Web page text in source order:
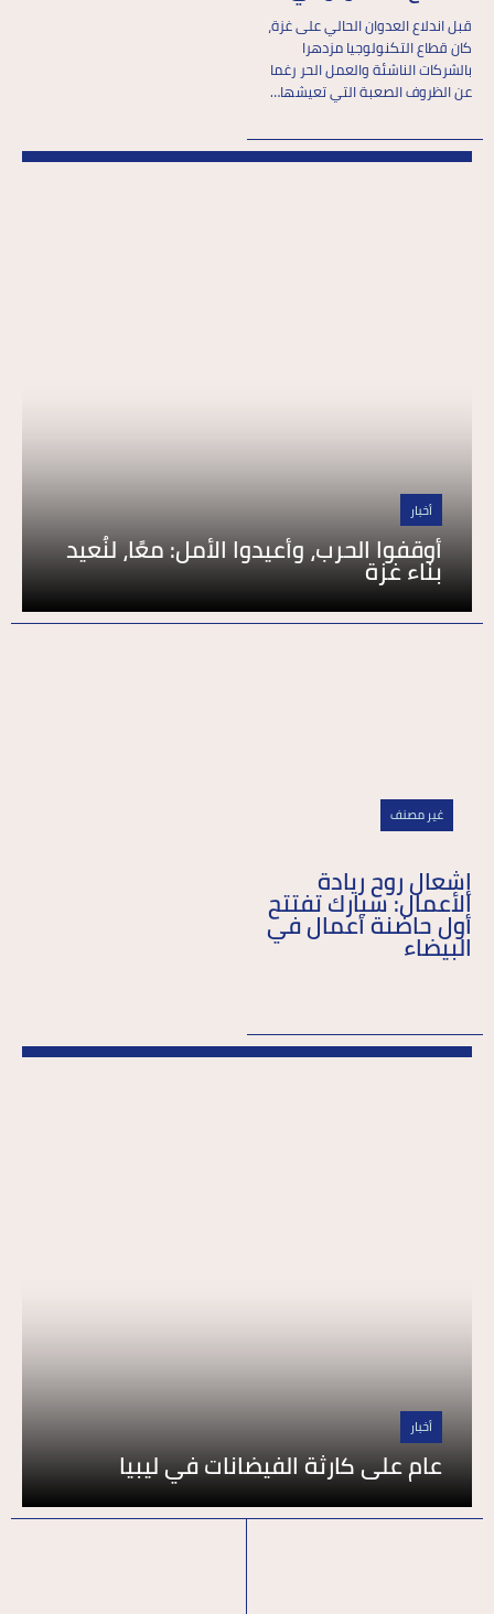
قبل اندلاع العدوان الحالي على غزة،
كان قطاع التكنولوجيا مزدهرا
بالشركات الناشئة والعمل الحر رغما
عن الظروف الصعبة التي تعيشها…
أخبار
أوقفوا الحرب، وأعيدوا الأمل: معًا، لنُعيد
بناء غزة
غير مصنف
إشعال روح ريادة
الأعمال: سبارك تفتتح
أول حاضنة أعمال في
البيضاء
أخبار
عام على كارثة الفيضانات في ليبيا